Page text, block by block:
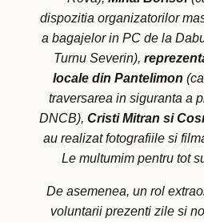
dispozitia organizatorilor
a bagajelor in PC de la
Turnu Severin),
locale din Pantelimon
traversarea in siguranta a
DNCB), Cristi Mitran si
au realizat fotografiile si
Le multumim pentru tot
De asemenea, un rol
voluntarii prezenti zile si